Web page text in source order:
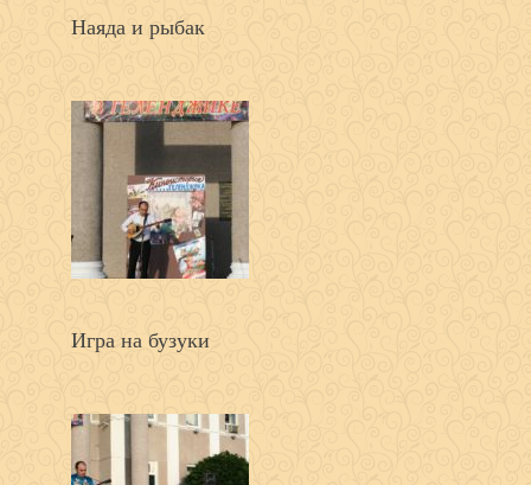
Наяда и рыбак
Игра на бузуки